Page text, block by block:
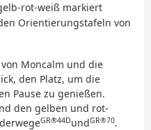
rot-weiß markiert
Orientierungstafeln von
Moncalm und die
den Platz, um die
Pause zu genießen.
den gelben und rot-
GR®44DundGR®70.